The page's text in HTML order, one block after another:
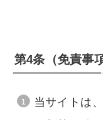
第4条（免責事項
当サイトは